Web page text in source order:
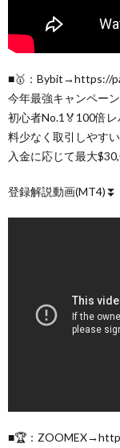
■🥇：Bybit→https://
今年最強キャンペー
初心者No.1🏅100倍
料少なく取引しやす
入金に応じて最大
登録解説動画(MT4)⏬
■🏆：